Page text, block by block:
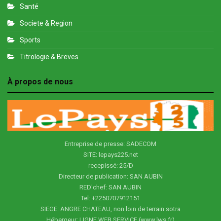
Santé
Societe & Region
Sports
Titrologie & Breves
À propos de nous
Entreprise de presse: SADECOM
SITE: lepays225.net
recepissé: 25/D
Directeur de publication: SAN AUBIN
RED'chef: SAN AUBIN
Tel: +2250707912151
SIEGE: ANGRE CHATEAU, non loin de terrain sotra